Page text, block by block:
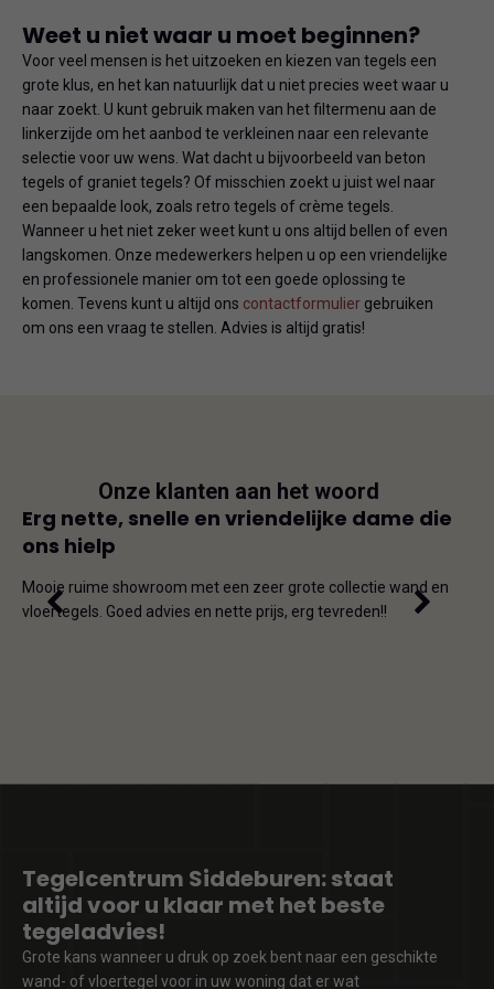
Weet u niet waar u moet beginnen?
Voor veel mensen is het uitzoeken en kiezen van tegels een
grote klus, en het kan natuurlijk dat u niet precies weet waar u
naar zoekt. U kunt gebruik maken van het filtermenu aan de
linkerzijde om het aanbod te verkleinen naar een relevante
selectie voor uw wens. Wat dacht u bijvoorbeeld van beton
tegels of graniet tegels? Of misschien zoekt u juist wel naar
een bepaalde look, zoals retro tegels of crème tegels.
Wanneer u het niet zeker weet kunt u ons altijd bellen of even
langskomen. Onze medewerkers helpen u op een vriendelijke
en professionele manier om tot een goede oplossing te
komen. Tevens kunt u altijd ons contactformulier gebruiken
om ons een vraag te stellen. Advies is altijd gratis!
Onze klanten aan het woord
Erg nette, snelle en vriendelijke dame die
ons hielp
Mooie ruime showroom met een zeer grote collectie wand en
vloertegels. Goed advies en nette prijs, erg tevreden!!
Tegelcentrum Siddeburen: staat
altijd voor u klaar met het beste
tegeladvies!
Grote kans wanneer u druk op zoek bent naar een geschikte
wand- of vloertegel voor in uw woning dat er wat